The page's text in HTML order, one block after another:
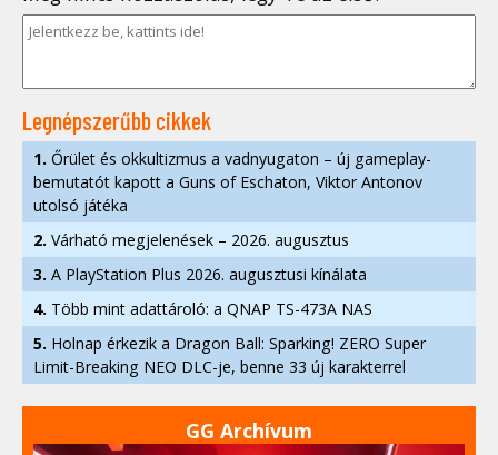
Legnépszerűbb cikkek
1. Őrület és okkultizmus a vadnyugaton – új gameplay-
bemutatót kapott a Guns of Eschaton, Viktor Antonov
utolsó játéka
2. Várható megjelenések – 2026. augusztus
3. A PlayStation Plus 2026. augusztusi kínálata
4. Több mint adattároló: a QNAP TS-473A NAS
5. Holnap érkezik a Dragon Ball: Sparking! ZERO Super
Limit-Breaking NEO DLC-je, benne 33 új karakterrel
GG Archívum